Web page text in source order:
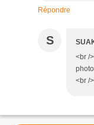
Répondre
S
<br /
<br /